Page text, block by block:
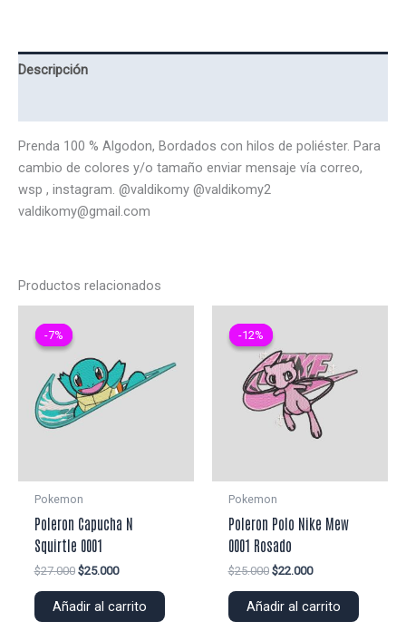
cantidad
Descripción
Prenda 100 % Algodon, Bordados con hilos de poliéster. Para
cambio de colores y/o tamaño enviar mensaje vía correo,
wsp , instagram. @valdikomy @valdikomy2
valdikomy@gmail.com
Productos relacionados
-7%
-7%
Pokemon
Poleron Capucha N
Squirtle 0001
$27.000 El
original
$25.000El
actual
Añadir al carrito
-12%
-12%
Pokemon
Poleron Polo Nike Mew
0001 Rosado
$25.000 El
original
$22.000El
actual
Añadir al carrito